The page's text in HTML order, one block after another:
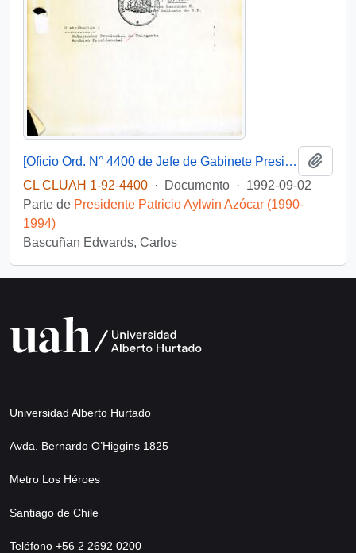
[Oficio Ord. N° 4400 de Jefe de Gabinete Presidencial, remite copia de carta]
CL CLUAH 1-92-4400 · Documento · 1992-09-02
Parte de Presidente Patricio Aylwin Azócar (1990-
1994)
Bascuñan Edwards, Carlos
Universidad Alberto Hurtado
Avda. Bernardo O’Higgins 1825
Metro Los Héroes
Santiago de Chile
Teléfono +56 2 2692 0200